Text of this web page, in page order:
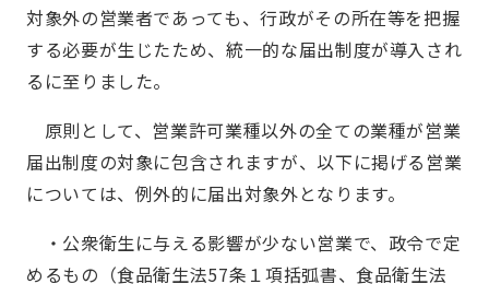
対象外の営業者であっても、行政がその所在等を把握
する必要が生じたため、統一的な届出制度が導入され
るに至りました。
原則として、営業許可業種以外の全ての業種が営業
届出制度の対象に包含されますが、以下に掲げる営業
については、例外的に届出対象外となります。
・公衆衛生に与える影響が少ない営業で、政令で定
めるもの（食品衛生法57条１項括弧書、食品衛生法